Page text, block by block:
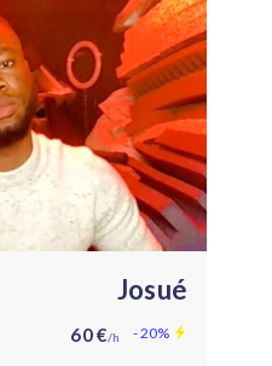
Josué
60 €/h - 20%